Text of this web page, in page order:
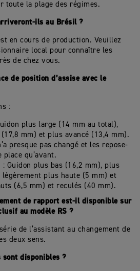
toute la plage des régimes.
ils au Brésil ?
en cours de production. Veuillez
local pour connaître les
de chez vous.
de position d’assise avec le
:
plus large (14 mm au total),
mm) et plus avancé (13,4 mm).
presque pas changé et les repose-
place qu’avant.
: Guidon plus bas (16,2 mm), plus
légèrement plus haute (5 mm) et
(6,5 mm) et reculés (40 mm).
de rapport est-il disponible sur
au modèle RS ?
de l’assistant au changement de
deux sens.
sont disponibles ?